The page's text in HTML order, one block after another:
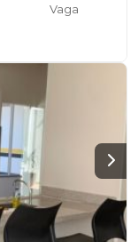
Vaga